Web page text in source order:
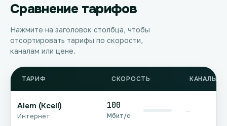
Сравнение тарифов
Нажмите на заголовок столбца, чтобы
отсортировать тарифы по скорости,
каналам или цене.
ТАРИФ СКОРОСТЬ КАНАЛЫ
Alem (Kcell)
Интернет
100
Мбит/с
—